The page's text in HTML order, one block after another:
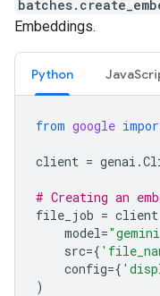
Embeddings.
Python
from google
client = genai .
# Creating an
file_job = client
model=
src={
config={
)